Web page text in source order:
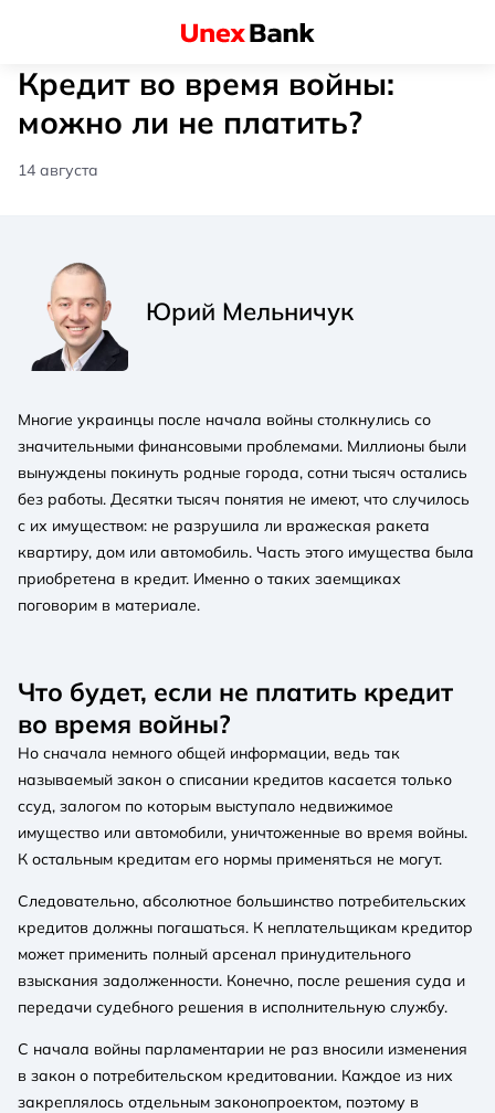
Кредит во время войны:
можно ли не платить?
14 августа
Юрий Мельничук
Многие украинцы после начала войны столкнулись со
значительными финансовыми проблемами. Миллионы были
вынуждены покинуть родные города, сотни тысяч остались
без работы. Десятки тысяч понятия не имеют, что случилось
с их имуществом: не разрушила ли вражеская ракета
квартиру, дом или автомобиль. Часть этого имущества была
приобретена в кредит. Именно о таких заемщиках
поговорим в материале.
Что будет, если не платить кредит
во время войны?
Но сначала немного общей информации, ведь так
называемый закон о списании кредитов касается только
ссуд, залогом по которым выступало недвижимое
имущество или автомобили, уничтоженные во время войны.
К остальным кредитам его нормы применяться не могут.
Следовательно, абсолютное большинство потребительских
кредитов должны погашаться. К неплательщикам кредитор
может применить полный арсенал принудительного
взыскания задолженности. Конечно, после решения суда и
передачи судебного решения в исполнительную службу.
С начала войны парламентарии не раз вносили изменения
в закон о потребительском кредитовании. Каждое из них
закреплялось отдельным законопроектом, поэтому в